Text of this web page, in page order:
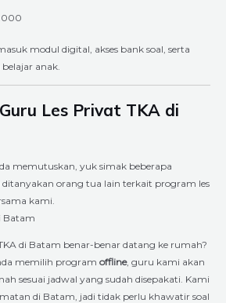
modul digital, akses bank soal, serta
anak.
Les Privat TKA di
memutuskan, yuk simak beberapa
orang tua lain terkait program les
kami.
Batam
di Batam benar-benar datang ke rumah?
memilih program offline, guru kami akan
sesuai jadwal yang sudah disepakati. Kami
di Batam, jadi tidak perlu khawatir soal